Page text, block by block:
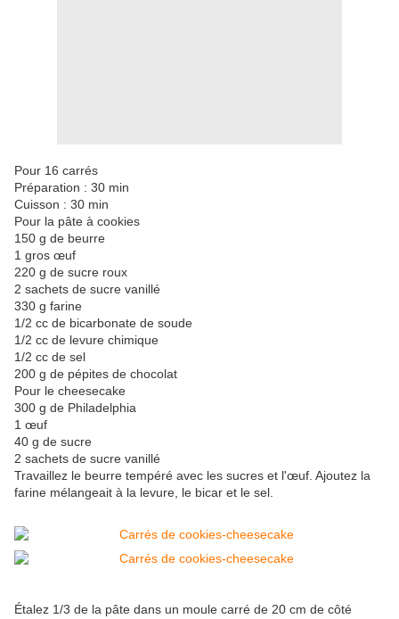
Pour 16 carrés
Préparation : 30 min
Cuisson : 30 min
Pour la pâte à cookies
150 g de beurre
1 gros œuf
220 g de sucre roux
2 sachets de sucre vanillé
330 g farine
1/2 cc de bicarbonate de soude
1/2 cc de levure chimique
1/2 cc de sel
200 g de pépites de chocolat
Pour le cheesecake
300 g de Philadelphia
1 œuf
40 g de sucre
2 sachets de sucre vanillé
Travaillez le beurre tempéré avec les sucres et l'œuf. Ajoutez la
farine mélangeait à la levure, le bicar et le sel.
Étalez 1/3 de la pâte dans un moule carré de 20 cm de côté